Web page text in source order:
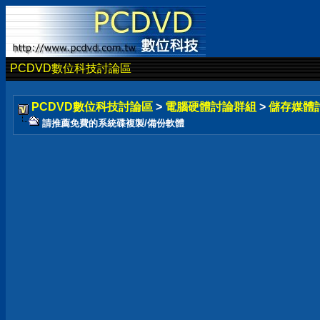
PCDVD數位科技討論區
PCDVD數位科技討論區 > 電腦硬體討論群組 > 儲存媒體
請推薦免費的系統碟複製/備份軟體